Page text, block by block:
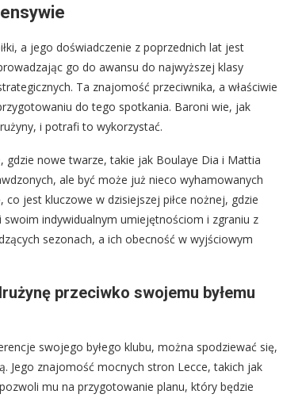
a jego doświadczenie z poprzednich lat jest
go do awansu do najwyższej klasy
Ta znajomość przeciwnika, a właściwie
do tego spotkania. Baroni wie, jak
i potrafi to wykorzystać.
gdzie nowe twarze, takie jak Boulaye Dia i Mattia
ale być może już nieco wyhamowanych
jest kluczowe w dzisiejszej piłce nożnej, gdzie
indywidualnym umiejętnościom i zgraniu z
sezonach, a ich obecność w wyjściowym
przeciwko swojemu byłemu
swojego byłego klubu, można spodziewać się,
Jego znajomość mocnych stron Lecce, takich jak
mu na przygotowanie planu, który będzie